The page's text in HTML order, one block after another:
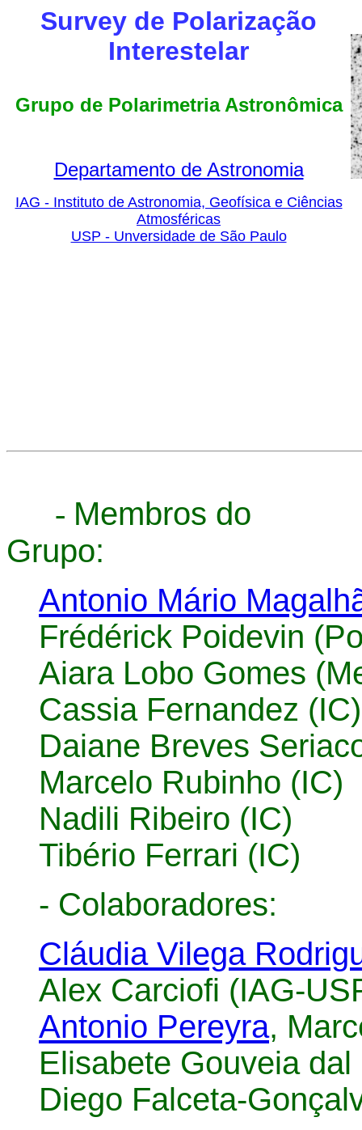
Survey de Polarização
Interestelar
Grupo de Polarimetria Astronômica
Departamento de Astronomia
IAG - Instituto de Astronomia, Geofísica e Ciências
Atmosféricas
USP - Unversidade de São Paulo
- Membros do
Antonio Mário
Frédérick Poidevin
Aiara Lobo Gomes
Cassia Fernandez (IC)
Daiane Breves
Marcelo Rubinho (IC)
Nadili Ribeiro (IC)
Tibério Ferrari (IC)
- Colaboradores:
Cláudia Vilega
Alex Carciofi (IAG-
Antonio Pereyra,
Elisabete Gouveia
Diego Falceta-